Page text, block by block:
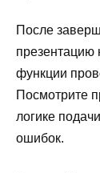
После
презентацию
функции
Посмотрите
логике
ошибок.